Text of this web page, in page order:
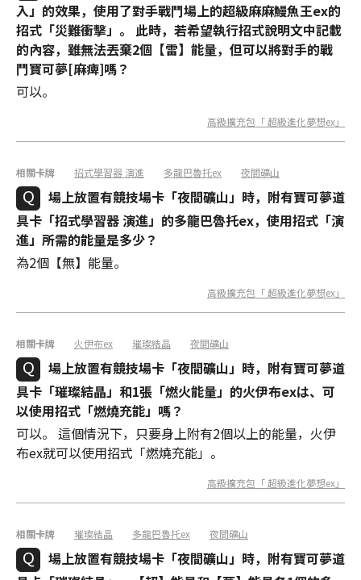
入」的效果，使用了對手戰鬥場上的超級麻麻鰻魚王ex的
招式「災難衝擊」。 此時，若希望執行招式說明文中記載
的內容，雖無法丟棄2個【雷】能量，但可以將對手的戰
鬥寶可夢[麻痺]嗎？
可以。
高級擴充包「 超級進化夢想ex」
相關卡牌 招式學習器 演進 多龍巴魯托ex 夜間礦山
場上放置有競技場卡「夜間礦山」時，附有寶可夢道
具卡「招式學習器 演進」的多龍巴魯托ex，使用招式「演
進」所需的能量是多少？
為2個【無】能量。
高級擴充包「 超級進化夢想ex」
相關卡牌 火伊布ex 璀璨結晶 夜間礦山
場上放置有競技場卡「夜間礦山」時，附有寶可夢道
具卡「璀璨結晶」和1張「燃火能量」的火伊布exは、可
以使用招式「燃燒充能」嗎？
可以。 這個情況下，只要身上附有2個以上的能量，火伊
布ex就可以使用招式「燃燒充能」。
高級擴充包「 超級進化夢想ex」
相關卡牌 璀璨結晶 多龍巴魯托ex 夜間礦山
場上放置有競技場卡「夜間礦山」時，附有寶可夢道